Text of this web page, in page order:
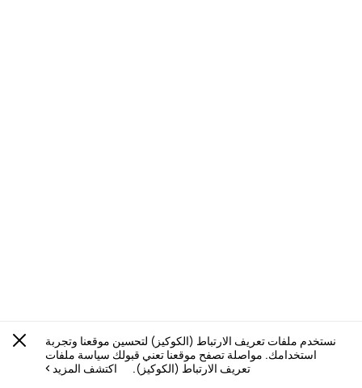
نستخدم ملفات تعريف الارتباط (الكوكيز) لتحسين موقعنا وتجربة
استخدامك. مواصلة تصفح موقعنا تعني قبولك سياسة ملفات
تعريف الارتباط (الكوكيز).
اكتشف المزيد